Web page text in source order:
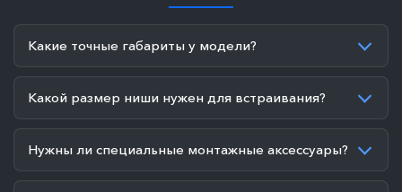
Какие точные габариты у модели?
Какой размер ниши нужен для встраивания?
Нужны ли специальные монтажные аксессуары?